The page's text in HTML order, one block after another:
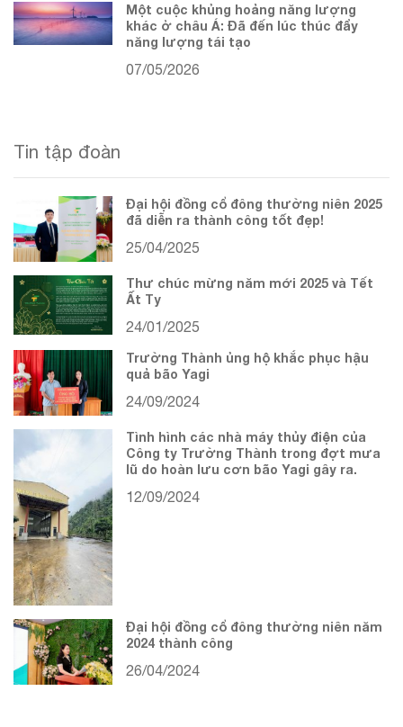
Một cuộc khủng hoảng năng lượng
khác ở châu Á: Đã đến lúc thúc đẩy
năng lượng tái tạo
07/05/2026
Tin tập đoàn
Đại hội đồng cổ đông thường niên 2025
đã diễn ra thành công tốt đẹp!
25/04/2025
Thư chúc mừng năm mới 2025 và Tết
Ất Tỵ
24/01/2025
Trường Thành ủng hộ khắc phục hậu
quả bão Yagi
24/09/2024
Tình hình các nhà máy thủy điện của
Công ty Trường Thành trong đợt mưa
lũ do hoàn lưu cơn bão Yagi gây ra.
12/09/2024
Đại hội đồng cổ đông thường niên năm
2024 thành công
26/04/2024